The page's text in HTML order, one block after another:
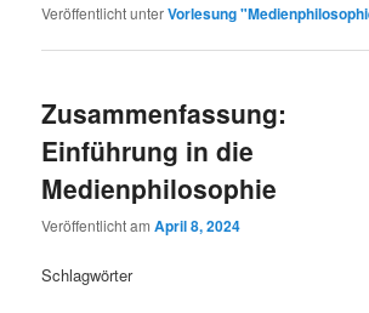
Veröffentlicht unterVorlesung
Zusammenfassung:
Einführung in die
Medienphilosophie
Veröffentlicht amApril 8, 2024
Schlagwörter